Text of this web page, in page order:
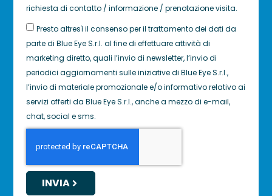
richiesta di contatto / informazione / prenotazione visita.
Presto altresì il consenso per il trattamento dei dati da
parte di Blue Eye S.r.l. al fine di effettuare attività di
marketing diretto, quali l’invio di newsletter, l’invio di
periodici aggiornamenti sulle iniziative di Blue Eye S.r.l.,
l’invio di materiale promozionale e/o informativo relativo ai
servizi offerti da Blue Eye S.r.l., anche a mezzo di e-mail,
chat, social e sms.
INVIA